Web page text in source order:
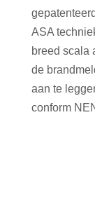
ASA
breed scala
de
aan te
conform